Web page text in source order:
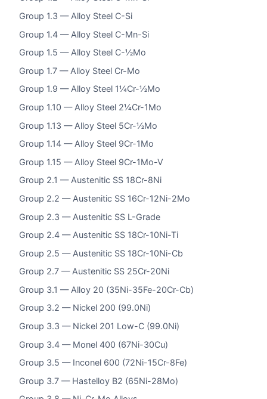
Group 1.3 — Alloy Steel C-Si
Group 1.4 — Alloy Steel C-Mn-Si
Group 1.5 — Alloy Steel C-½Mo
Group 1.7 — Alloy Steel Cr-Mo
Group 1.9 — Alloy Steel 1¼Cr-½Mo
Group 1.10 — Alloy Steel 2¼Cr-1Mo
Group 1.13 — Alloy Steel 5Cr-½Mo
Group 1.14 — Alloy Steel 9Cr-1Mo
Group 1.15 — Alloy Steel 9Cr-1Mo-V
Group 2.1 — Austenitic SS 18Cr-8Ni
Group 2.2 — Austenitic SS 16Cr-12Ni-2Mo
Group 2.3 — Austenitic SS L-Grade
Group 2.4 — Austenitic SS 18Cr-10Ni-Ti
Group 2.5 — Austenitic SS 18Cr-10Ni-Cb
Group 2.7 — Austenitic SS 25Cr-20Ni
Group 3.1 — Alloy 20 (35Ni-35Fe-20Cr-Cb)
Group 3.2 — Nickel 200 (99.0Ni)
Group 3.3 — Nickel 201 Low-C (99.0Ni)
Group 3.4 — Monel 400 (67Ni-30Cu)
Group 3.5 — Inconel 600 (72Ni-15Cr-8Fe)
Group 3.7 — Hastelloy B2 (65Ni-28Mo)